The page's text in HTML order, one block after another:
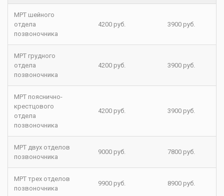
МРТ шейного
отдела
позвоночника
4200 руб. 3900 руб.
МРТ грудного
отдела
позвоночника
4200 руб. 3900 руб.
МРТ пояснично-
крестцового
отдела
позвоночника
4200 руб. 3900 руб.
МРТ двух отделов
позвоночника
9000 руб. 7800 руб.
МРТ трех отделов
позвоночника
9900 руб. 8900 руб.